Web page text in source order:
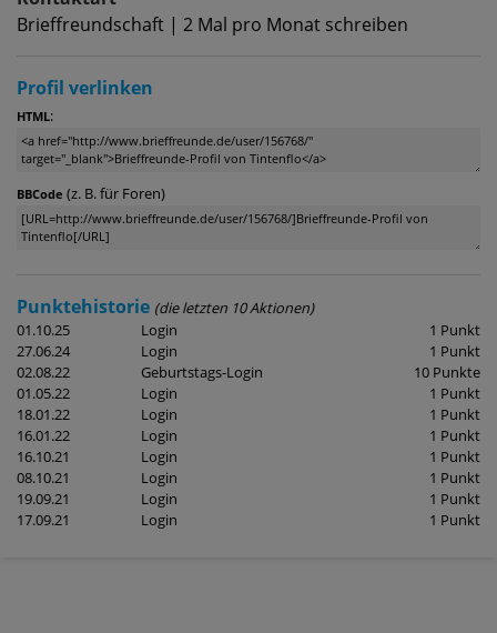
Brieffreundschaft | 2 Mal pro Monat schreiben
Profil verlinken
HTML:
BBCode (z. B. für Foren)
Punktehistorie (die letzten 10 Aktionen)
01.10.25
Login
1 Punkt
27.06.24
Login
1 Punkt
02.08.22
Geburtstags-Login
10 Punkte
01.05.22
Login
1 Punkt
18.01.22
Login
1 Punkt
16.01.22
Login
1 Punkt
16.10.21
Login
1 Punkt
08.10.21
Login
1 Punkt
19.09.21
Login
1 Punkt
17.09.21
Login 1 Punkt